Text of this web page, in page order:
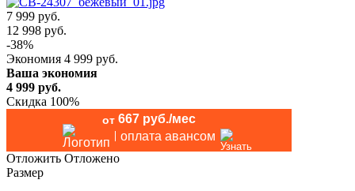
7 999 руб.
12 998 руб.
-38%
Экономия 4 999 руб.
Ваша экономия
4 999 руб.
Скидка 100%
от 667 руб./мес
оплата авансом
Отложить Отложено
Размер